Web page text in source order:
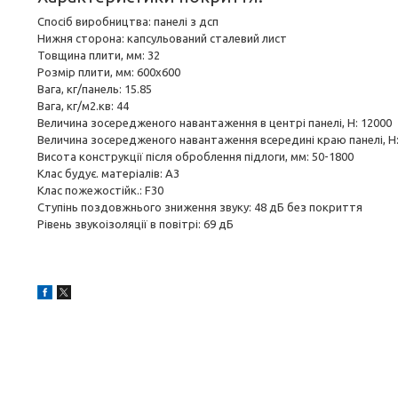
Спосіб виробництва: панелі з дсп
Нижня сторона: капсульований сталевий лист
Товщина плити, мм: 32
Розмір плити, мм: 600x600
Вага, кг/панель: 15.85
Вага, кг/м2.кв: 44
Величина зосередженого навантаження в центрі панелі, Н: 12000
Величина зосередженого навантаження всередині краю панелі,
Висота конструкції після оброблення підлоги, мм: 50-1800
Клас будує. матеріалів: A3
Клас пожежостійк.: F30
Ступінь поздовжнього зниження звуку: 48 дБ без покриття
Рівень звукоізоляції в повітрі: 69 дБ